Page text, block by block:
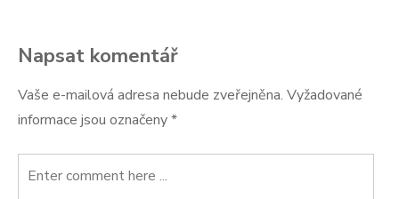
Napsat komentář
Vaše e-mailová adresa nebude zveřejněna. Vyžadované
informace jsou označeny*